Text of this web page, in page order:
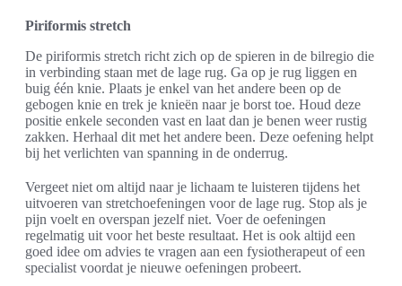
Piriformis stretch
De piriformis stretch richt zich op de spieren in de bilregio die
in verbinding staan met de lage rug. Ga op je rug liggen en
buig één knie. Plaats je enkel van het andere been op de
gebogen knie en trek je knieën naar je borst toe. Houd deze
positie enkele seconden vast en laat dan je benen weer rustig
zakken. Herhaal dit met het andere been. Deze oefening helpt
bij het verlichten van spanning in de onderrug.
Vergeet niet om altijd naar je lichaam te luisteren tijdens het
uitvoeren van stretchoefeningen voor de lage rug. Stop als je
pijn voelt en overspan jezelf niet. Voer de oefeningen
regelmatig uit voor het beste resultaat. Het is ook altijd een
goed idee om advies te vragen aan een fysiotherapeut of een
specialist voordat je nieuwe oefeningen probeert.